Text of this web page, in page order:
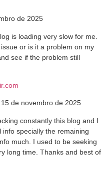
de 2025
is loading very slow for me.
or is it a problem on my
see if the problem still
15 de novembro de 2025
constantly this blog and I
specially the remaining
much. I used to be seeking
long time. Thanks and best of